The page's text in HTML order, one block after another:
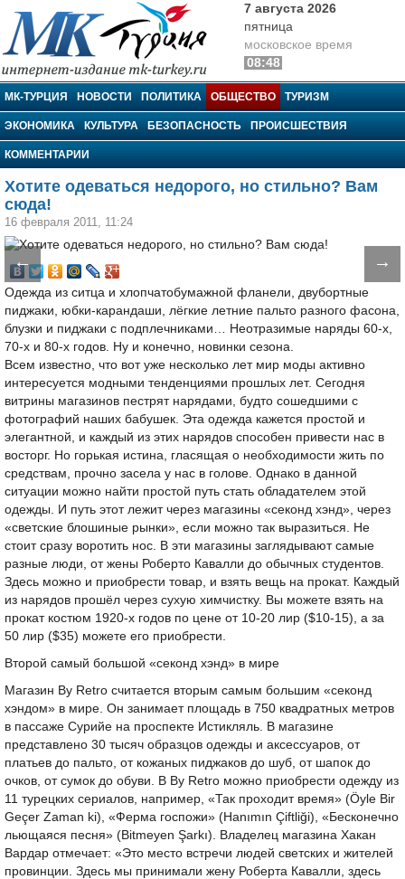
МК-Турция
7 августа 2026
пятница
московское время
08:48
МК-ТУРЦИЯ НОВОСТИ ПОЛИТИКА ОБЩЕСТВО ТУРИЗМ
ЭКОНОМИКА КУЛЬТУРА БЕЗОПАСНОСТЬ ПРОИСШЕСТВИЯ
КОММЕНТАРИИ
Хотите одеваться недорого, но стильно? Вам
сюда!
16 февраля 2011, 11:24
← →
Одежда из ситца и хлопчатобумажной фланели, двубортные
пиджаки, юбки-карандаши, лёгкие летние пальто разного фасона,
блузки и пиджаки с подплечниками… Неотразимые наряды 60-х,
70-х и 80-х годов. Ну и конечно, новинки сезона.
Всем известно, что вот уже несколько лет мир моды активно
интересуется модными тенденциями прошлых лет. Сегодня
витрины магазинов пестрят нарядами, будто сошедшими с
фотографий наших бабушек. Эта одежда кажется простой и
элегантной, и каждый из этих нарядов способен привести нас в
восторг. Но горькая истина, гласящая о необходимости жить по
средствам, прочно засела у нас в голове. Однако в данной
ситуации можно найти простой путь стать обладателем этой
одежды. И путь этот лежит через магазины «секонд хэнд», через
«светские блошиные рынки», если можно так выразиться. Не
стоит сразу воротить нос. В эти магазины заглядывают самые
разные люди, от жены Роберто Кавалли до обычных студентов.
Здесь можно и приобрести товар, и взять вещь на прокат. Каждый
из нарядов прошёл через сухую химчистку. Вы можете взять на
прокат костюм 1920-х годов по цене от 10-20 лир ($10-15), а за
50 лир ($35) можете его приобрести.
Второй самый большой «секонд хэнд» в мире
Магазин By Retro считается вторым самым большим «секонд
хэндом» в мире. Он занимает площадь в 750 квадратных метров
в пассаже Сурийе на проспекте Истикляль. В магазине
представлено 30 тысяч образцов одежды и аксессуаров, от
платьев до пальто, от кожаных пиджаков до шуб, от шапок до
очков, от сумок до обуви. В By Retro можно приобрести одежду из
11 турецких сериалов, например, «Так проходит время» (Öyle Bir
Geçer Zaman ki), «Ферма госпожи» (Hanımın Çiftliği), «Бесконечно
льющаяся песня» (Bitmeyen Şarkı). Владелец магазина Хакан
Вардар отмечает: «Это место встречи людей светских и жителей
провинции. Здесь мы принимали жену Роберта Кавалли, здесь